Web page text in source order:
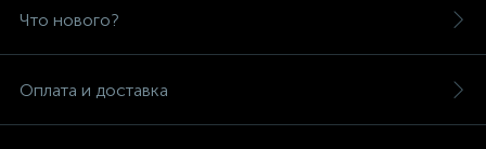
Что нового?
Оплата и доставка